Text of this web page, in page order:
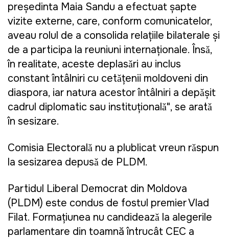
președinta Maia Sandu a efectuat şapte
vizite externe, care, conform comunicatelor,
aveau rolul de a consolida relațiile bilaterale și
de a participa la reuniuni internaționale. Însǎ,
în realitate, aceste deplasǎri au inclus
constant întâlniri cu cetǎțenii moldoveni din
diaspora, iar natura acestor întâlniri a depǎșit
cadrul diplomatic sau instituționalǎ", se aratǎ
în sesizare.
Comisia Electoralǎ nu a plublicat vreun rǎspun
la sesizarea depusǎ de PLDM.
Partidul Liberal Democrat din Moldova
(PLDM) este condus de fostul premier Vlad
Filat. Formațiunea nu candideazǎ la alegerile
parlamentare din toamnă întrucât CEC a